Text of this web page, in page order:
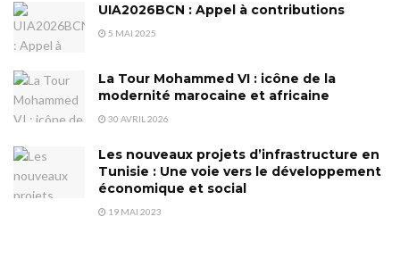
UIA2026BCN : Appel à contributions
5 MAI 2025
La Tour Mohammed VI : icône de la
modernité marocaine et africaine
30 AVRIL 2026
Les nouveaux projets d’infrastructure en
Tunisie : Une voie vers le développement
économique et social
19 MAI 2023